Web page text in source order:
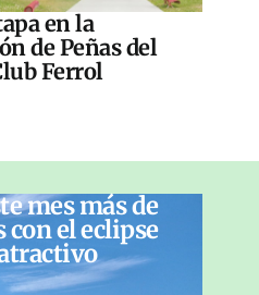
en la
de Peñas del
Ferrol
mes más de
el eclipse